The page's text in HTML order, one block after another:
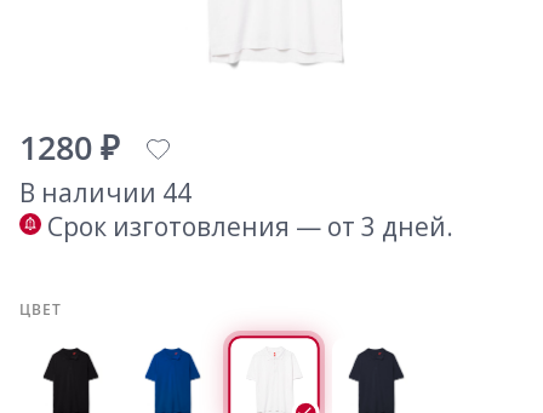
1280 ₽
В наличии 44
Срок изготовления — от 3 дней.
ЦВЕТ